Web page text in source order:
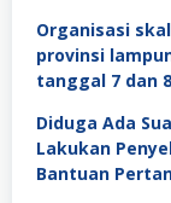
Organisasi
provinsi
tanggal 7 dan
Diduga Ada
Lakukan
Bantuan